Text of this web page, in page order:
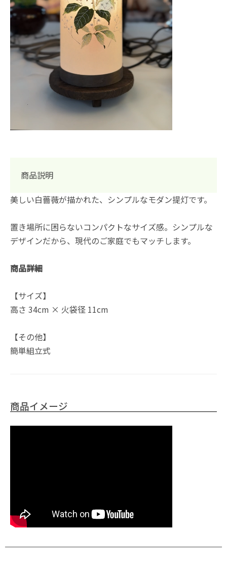
商品説明
美しい白薔薇が描かれた、シンプルなモダン提灯です。
置き場所に困らないコンパクトなサイズ感。シンプルな
デザインだから、現代のご家庭でもマッチします。
商品詳細
【サイズ】
高さ 34cm × 火袋径 11cm
【その他】
簡単組立式
商品イメージ